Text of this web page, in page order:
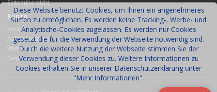
Diese Website benutzt Cookies, um Ihnen ein angenehmeres
Surfen zu ermöglichen. Es werden keine Tracking-, Werbe- und
Analytische-Cookies zugelassen. Es werden nur Cookies
gesetzt die für die Verwendung der Webseite notwendig sind.
Durch die weitere Nutzung der Webseite stimmen Sie der
Verwendung dieser Cookies zu. Weitere Informationen zu
Cookies erhalten Sie in unserer Datenschutzerklärung unter
"Mehr Informationen".
Seitenübersicht
Konto
Konto
Auftragsverlauf
Wunschliste
Newsletter